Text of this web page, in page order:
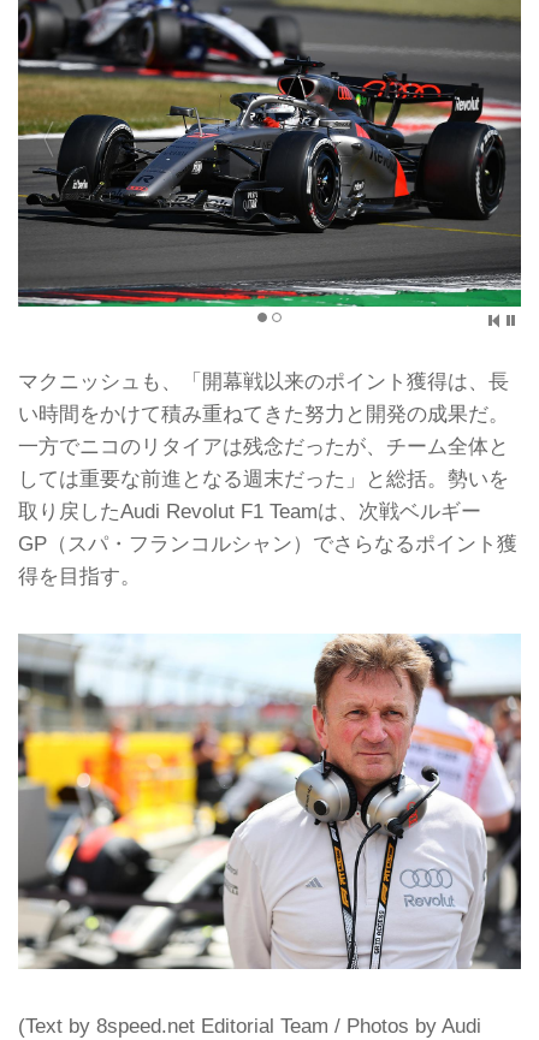
マクニッシュも、「開幕戦以来のポイント獲得は、長
い時間をかけて積み重ねてきた努力と開発の成果だ。
一方でニコのリタイアは残念だったが、チーム全体と
しては重要な前進となる週末だった」と総括。勢いを
取り戻したAudi Revolut F1 Teamは、次戦ベルギー
GP（スパ・フランコルシャン）でさらなるポイント獲
得を目指す。
(Text by 8speed.net Editorial Team / Photos by Audi